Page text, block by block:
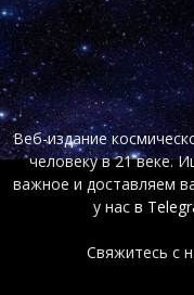
Веб-издание
человеку в 21 веке.
важное и доставляем
у нас в
Свяжитесь с